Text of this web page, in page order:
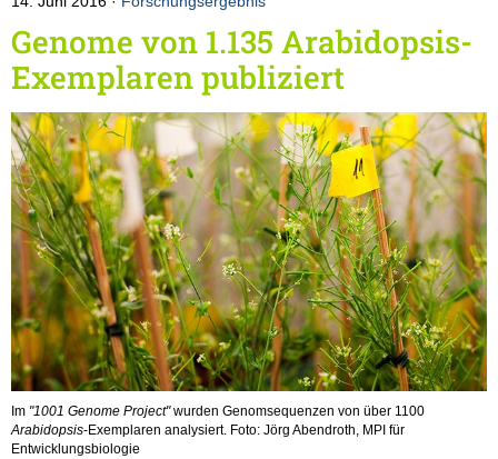
Genome von 1.135 Arabidopsis-
Exemplaren publiziert
Im "1001 Genome Project"wurden Genomsequenzen von über 1100
Arabidopsis-Exemplaren analysiert. Foto: Jörg Abendroth, MPI für
Entwicklungsbiologie